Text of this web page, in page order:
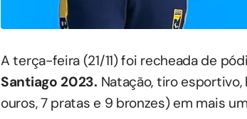
A terça-feira (21/11) foi recheada de
Santiago 2023. Natação, tiro
ouros, 7 pratas e 9 bronzes) em mais